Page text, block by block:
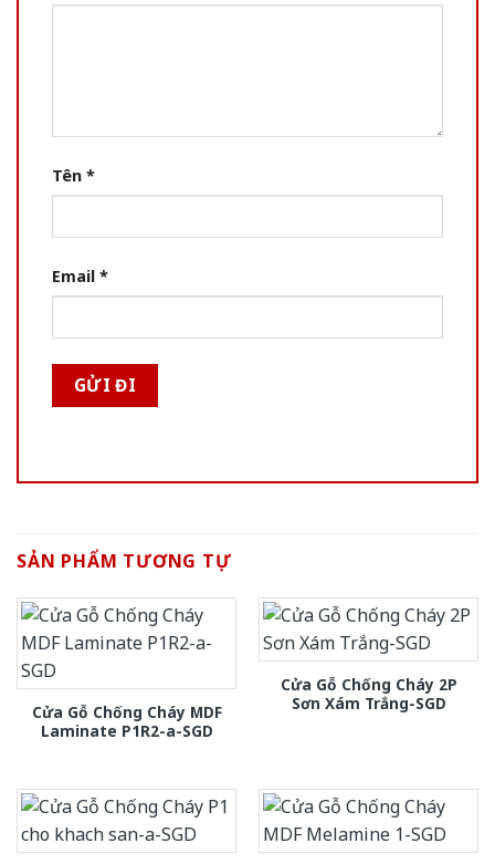
Tên *
Email *
SẢN PHẨM TƯƠNG TỰ
Cửa Gỗ Chống Cháy MDF
Laminate P1R2-a-SGD
Cửa Gỗ Chống Cháy 2P
Sơn Xám Trắng-SGD